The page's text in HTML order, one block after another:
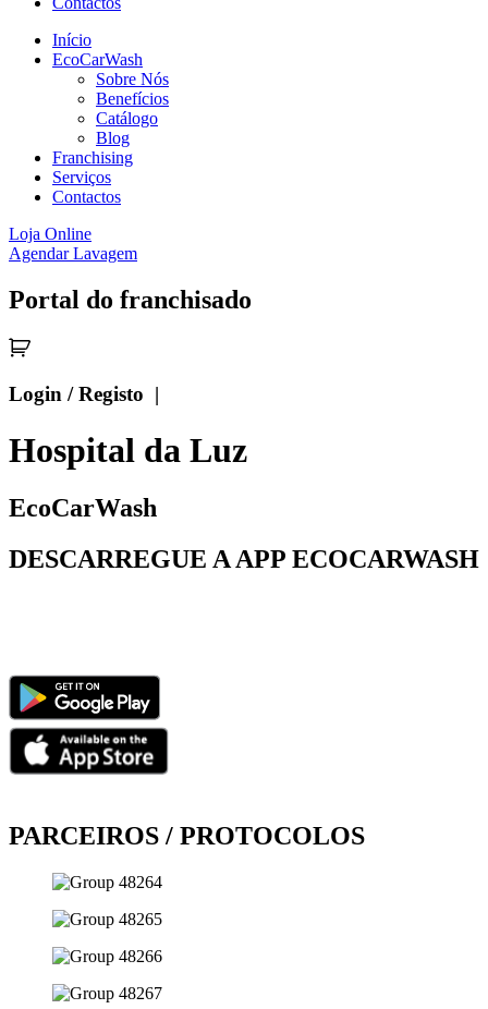
Início
EcoCarWash
Sobre Nós
Benefícios
Catálogo
Blog
Franchising
Serviços
Contactos
Loja Online
Agendar Lavagem
Portal do franchisado
Login / Registo |
Hospital da Luz
EcoCarWash
DESCARREGUE A APP ECOCARWASH
PARCEIROS / PROTOCOLOS